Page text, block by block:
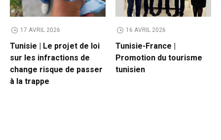
17 AVRIL 2026
Tunisie | Le projet de loi
sur les infractions de
change risque de passer
à la trappe
16 AVRIL 2026
Tunisie-France |
Promotion du tourisme
tunisien